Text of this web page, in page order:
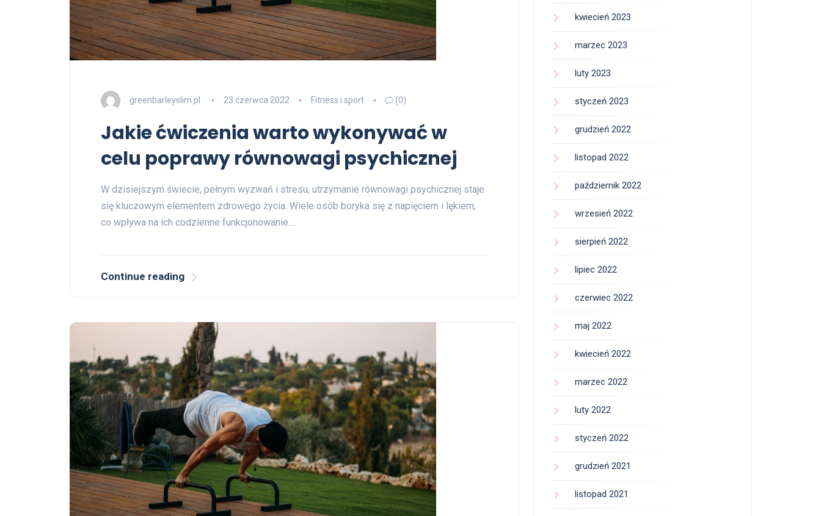
greenbarleyslim.pl 23 czerwca 2022 Fitness i sport (0)
Jakie ćwiczenia warto wykonywać w
celu poprawy równowagi psychicznej
W dzisiejszym świecie, pełnym wyzwań i stresu, utrzymanie równowagi psychicznej staje
się kluczowym elementem zdrowego życia. Wiele osób boryka się z napięciem i lękiem,
co wpływa na ich codzienne funkcjonowanie.…
Continue reading
kwiecień 2023
marzec 2023
luty 2023
styczeń 2023
grudzień 2022
listopad 2022
październik 2022
wrzesień 2022
sierpień 2022
lipiec 2022
czerwiec 2022
maj 2022
kwiecień 2022
marzec 2022
luty 2022
styczeń 2022
grudzień 2021
listopad 2021